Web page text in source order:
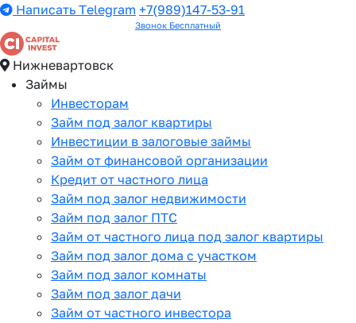
Написать Telegram +7(989)147-53-91
Звонок Бесплатный
Нижневартовск
Займы
Инвесторам
Займ под залог квартиры
Инвестиции в залоговые займы
Займ от финансовой организации
Кредит от частного лица
Займ под залог недвижимости
Займ под залог ПТС
Займ от частного лица под залог квартиры
Займ под залог дома с участком
Займ под залог комнаты
Займ под залог дачи
Займ от частного инвестора